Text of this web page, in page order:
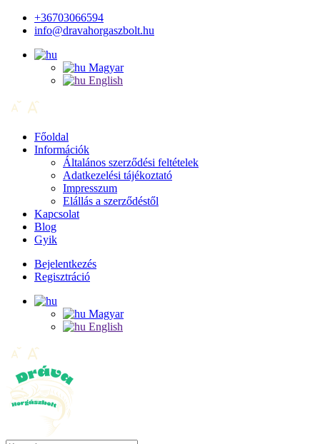
+36703066594
info@dravahorgaszbolt.hu
Magyar
English
Főoldal
Információk
Általános szerződési feltételek
Adatkezelési tájékoztató
Impresszum
Elállás a szerződéstől
Kapcsolat
Blog
Gyik
Bejelentkezés
Regisztráció
Magyar
English